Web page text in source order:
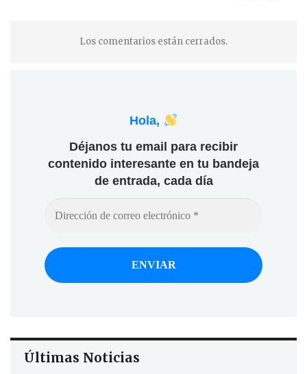
Los comentarios están cerrados.
Hola,
Déjanos tu email para recibir
contenido interesante en tu bandeja
de entrada, cada día
Últimas Noticias